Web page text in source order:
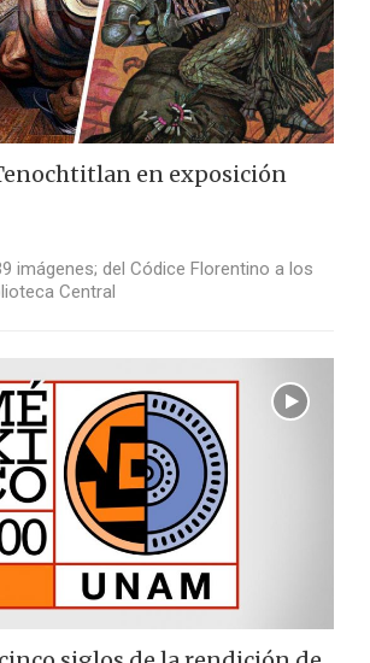
en exposición
imágenes; del Códice Florentino a los
Central